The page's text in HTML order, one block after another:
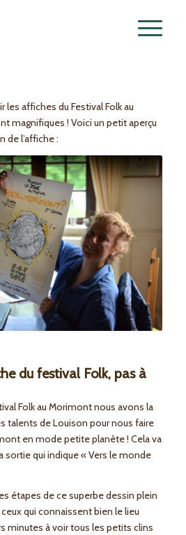
affiches du Festival Folk au
magnifiques ! Voici un petit aperçu
de l’affiche :
du festival Folk, pas à
Folk au Morimont nous avons la
talents de Louison pour nous faire
en mode petite planète ! Cela va
sortie qui indique « Vers le monde
étapes de ce superbe dessin plein
qui connaissent bien le lieu
minutes à voir tous les petits clins